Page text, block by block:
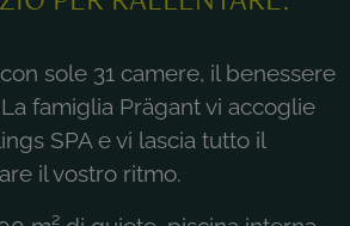
sole 31 camere, il benessere
famiglia Prägant vi accoglie
SPA e vi lascia tutto il
il vostro ritmo.